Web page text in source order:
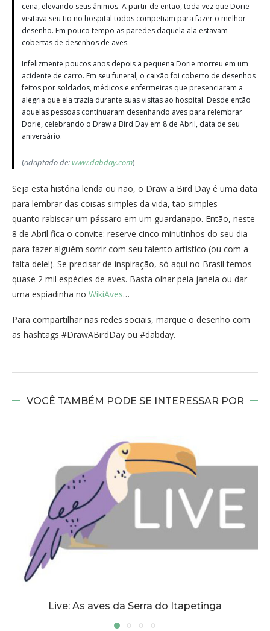
cena, elevando seus ânimos. A partir de então, toda vez que Dorie
visitava seu tio no hospital todos competiam para fazer o melhor
desenho. Em pouco tempo as paredes daquela ala estavam
cobertas de desenhos de aves.
Infelizmente poucos anos depois a pequena Dorie morreu em um
acidente de carro. Em seu funeral, o caixão foi coberto de desenhos
feitos por soldados, médicos e enfermeiras que presenciaram a
alegria que ela trazia durante suas visitas ao hospital. Desde então
aquelas pessoas continuaram desenhando aves para relembrar
Dorie, celebrando o Draw a Bird Day em 8 de Abril, data de seu
aniversário.
(adaptado de:www.dabday.com)
Seja esta história lenda ou não, o Draw a Bird Day é uma data
para lembrar das coisas simples da vida, tão simples
quanto rabiscar um pássaro em um guardanapo. Então, neste
8 de Abril fica o convite: reserve cinco minutinhos do seu dia
para fazer alguém sorrir com seu talento artístico (ou com a
falta dele!). Se precisar de inspiração, só aqui no Brasil temos
quase 2 mil espécies de aves. Basta olhar pela janela ou dar
uma espiadinha no WikiAves…
Para compartilhar nas redes sociais, marque o desenho com
as hashtags #DrawABirdDay ou #dabday.
VOCÊ TAMBÉM PODE SE INTERESSAR POR
Live: As aves da Serra do Itapetinga